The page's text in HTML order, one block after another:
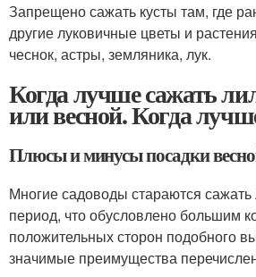
Запрещено сажать кусты там, где
другие луковичные цветы и
чеснок, астры, земляника, лук.
Когда лучше сажать
или весной. Когда
Плюсы и минусы посадки
Многие садоводы стараются
период, что обусловлено большим
положительных сторон подобного
значимые преимущества